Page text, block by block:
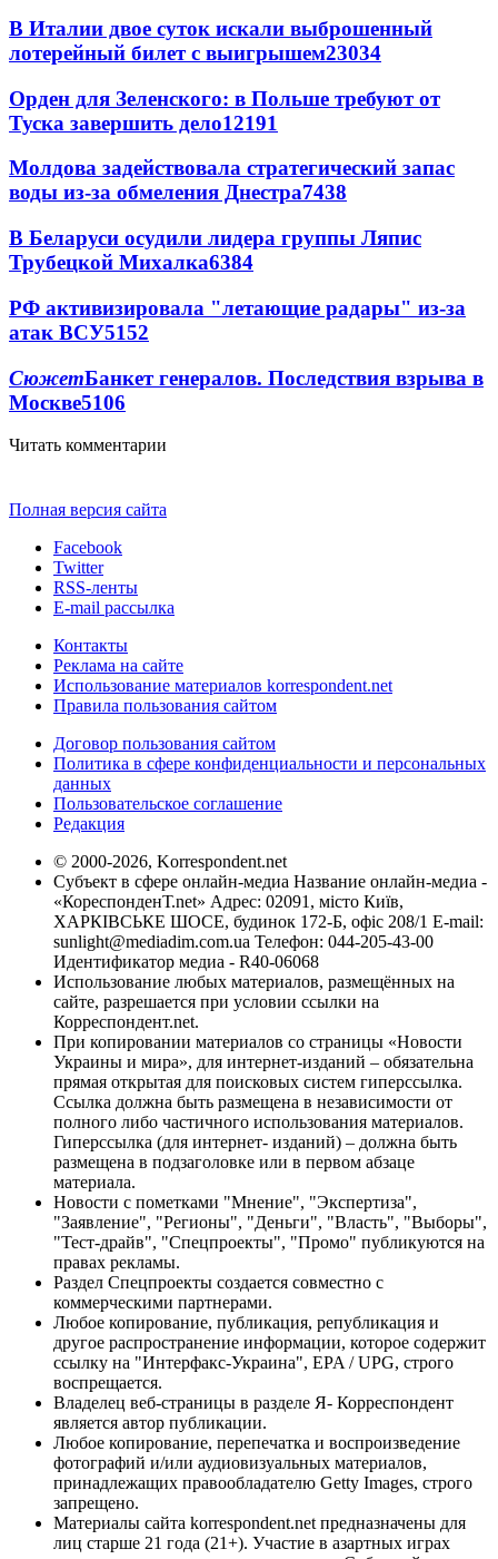
В Италии двое суток искали выброшенный
лотерейный билет с выигрышем23034
Орден для Зеленского: в Польше требуют от
Туска завершить дело12191
Молдова задействовала стратегический запас
воды из-за обмеления Днестра7438
В Беларуси осудили лидера группы Ляпис
Трубецкой Михалка6384
РФ активизировала "летающие радары" из-за
атак ВСУ5152
СюжетБанкет генералов. Последствия взрыва в
Москве5106
Читать комментарии
Полная версия сайта
Facebook
Twitter
RSS-ленты
E-mail рассылка
Контакты
Реклама на сайте
Использование материалов korrespondent.net
Правила пользования сайтом
Договор пользования сайтом
Политика в сфере конфиденциальности и персональных
данных
Пользовательское соглашение
Редакция
© 2000-2026, Korrespondent.net
Субъект в сфере онлайн-медиа Название онлайн-медиа -
«КореспонденТ.net» Адрес: 02091, місто Київ,
ХАРКІВСЬКЕ ШОСЕ, будинок 172-Б, офіс 208/1 E-mail:
sunlight@mediadim.com.ua Телефон: 044-205-43-00
Идентификатор медиа - R40-06068
Использование любых материалов, размещённых на
сайте, разрешается при условии ссылки на
Корреспондент.net.
При копировании материалов со страницы «Новости
Украины и мира», для интернет-изданий – обязательна
прямая открытая для поисковых систем гиперссылка.
Ссылка должна быть размещена в независимости от
полного либо частичного использования материалов.
Гиперссылка (для интернет- изданий) – должна быть
размещена в подзаголовке или в первом абзаце
материала.
Новости с пометками "Мнение", "Экспертиза",
"Заявление", "Регионы", "Деньги", "Власть", "Выборы",
"Тест-драйв", "Спецпроекты", "Промо" публикуются на
правах рекламы.
Раздел Спецпроекты создается совместно с
коммерческими партнерами.
Любое копирование, публикация, републикация и
другое распространение информации, которое содержит
ссылку на "Интерфакс-Украина", EPA / UPG, строго
воспрещается.
Владелец веб-страницы в разделе Я- Корреспондент
является автор публикации.
Любое копирование, перепечатка и воспроизведение
фотографий и/или аудиовизуальных материалов,
принадлежащих правообладателю Getty Images, строго
запрещено.
Материалы сайта korrespondent.net предназначены для
лиц старше 21 года (21+). Участие в азартных играх